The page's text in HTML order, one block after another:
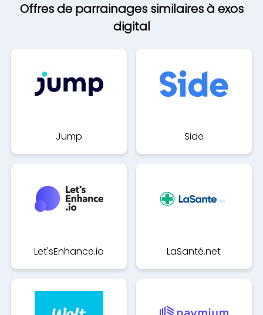
Offres de parrainages similaires à exos
digital
Jump Side
Let'sEnhance.io LaSanté.net